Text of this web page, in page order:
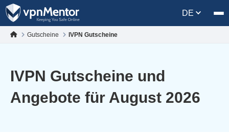
DE
Gutscheine IVPN Gutscheine
IVPN Gutscheine und
Angebote für August 2026